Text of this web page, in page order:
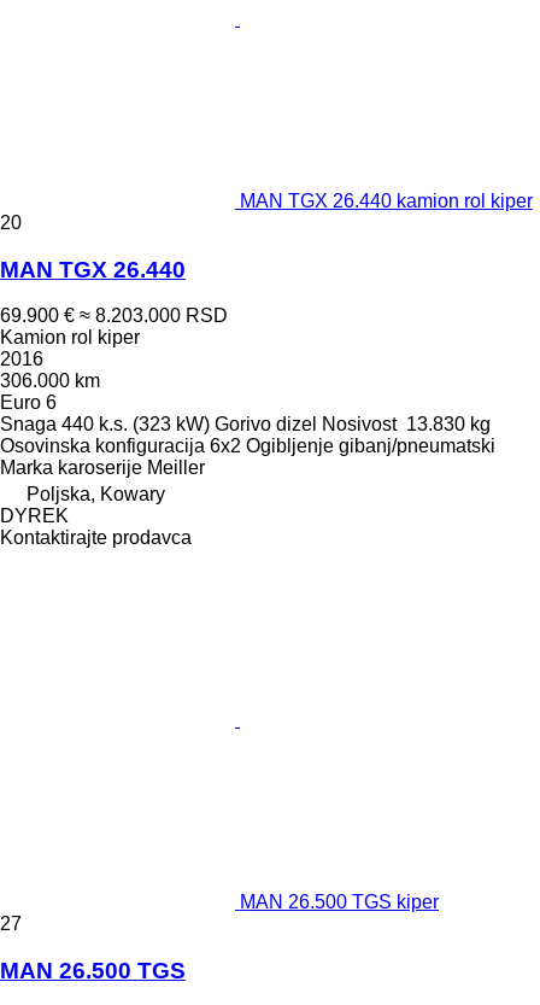
MAN TGX 26.440 kamion rol kiper
20
MAN TGX 26.440
69.900 € ≈ 8.203.000 RSD
Kamion rol kiper
2016
306.000 km
Euro 6
Snaga 440 k.s. (323 kW) Gorivo dizel Nosivost 13.830 kg
Osovinska konfiguracija 6x2 Ogibljenje gibanj/pneumatski
Marka karoserije Meiller
Poljska, Kowary
DYREK
Kontaktirajte prodavca
MAN 26.500 TGS kiper
27
MAN 26.500 TGS